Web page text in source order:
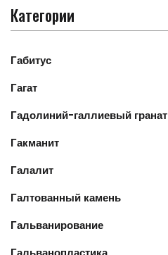
Категории
Габитус
Гагат
Гадолиний-галлиевый гранат
Гакманит
Галалит
Галтованный камень
Гальванирование